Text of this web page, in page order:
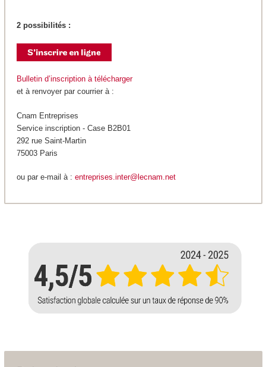
2 possibilités :
Bulletin d’inscription à télécharger
et à renvoyer par courrier à :
Cnam Entreprises
Service inscription - Case B2B01
292 rue Saint-Martin
75003 Paris
ou par e-mail à : entreprises.inter@lecnam.net